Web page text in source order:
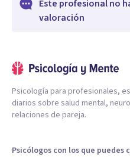
Este profesional no
valoración
Psicología para profesionales,
diarios sobre salud mental,
relaciones de pareja.
Psicólogos con los que puedes